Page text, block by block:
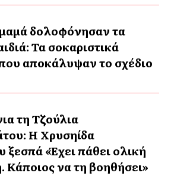
μαμά δολοφόνησαν τα
Τα σοκαριστικά
αποκάλυψαν το σχέδιο
τη Τζούλια
Η Χρυσηίδα
ξεσπά «Έχει πάθει ολική
Κάποιος να τη βοηθήσει»